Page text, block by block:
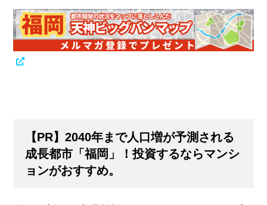
【PR】2040年まで人口増が予測される
成長都市「福岡」！投資するならマンシ
ョンがおすすめ。